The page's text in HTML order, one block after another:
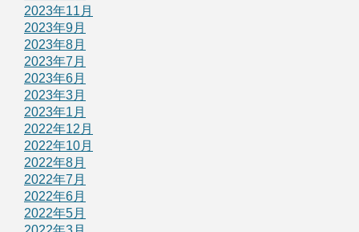
2023年11月
2023年9月
2023年8月
2023年7月
2023年6月
2023年3月
2023年1月
2022年12月
2022年10月
2022年8月
2022年7月
2022年6月
2022年5月